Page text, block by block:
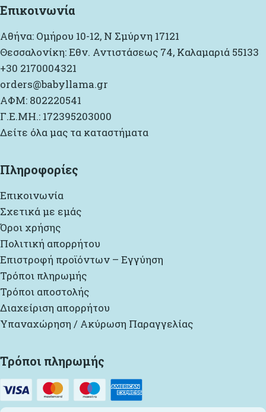
Επικοινωνία
Αθήνα: Ομήρου 10-12, Ν Σμύρνη 17121
Θεσσαλονίκη: Εθν. Αντιστάσεως 74, Καλαμαριά 55133
+30 2170004321
orders@babyllama.gr
ΑΦΜ: 802220541
Γ.Ε.ΜΗ.: 172395203000
Δείτε όλα μας τα καταστήματα
Πληροφορίες
Επικοινωνία
Σχετικά με εμάς
Όροι χρήσης
Πολιτική απορρήτου
Επιστροφή προϊόντων – Εγγύηση
Τρόποι πληρωμής
Τρόποι αποστολής
Διαχείριση απορρήτου
Υπαναχώρηση / Ακύρωση Παραγγελίας
Τρόποι πληρωμής